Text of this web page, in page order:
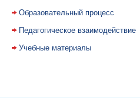
Образовательный процесс
Педагогическое взаимодействие
Учебные материалы